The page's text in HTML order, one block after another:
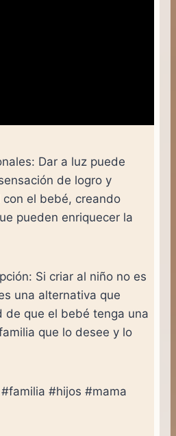
Dar a luz puede
de logro y
el bebé, creando
pueden enriquecer la
Si criar al niño no es
una alternativa que
de que el bebé tenga una
que lo desee y lo
#hijos #mama